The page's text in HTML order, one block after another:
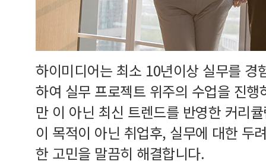
하이미디어는 최소 10년이상 실무를 경
하여 실무 프로젝트 위주의 수업을 진
만 이 아닌 최신 트렌드를 반영한 커리
이 목적이 아닌 취업후, 실무에 대한 두
한 고민을 말끔히 해결합니다.